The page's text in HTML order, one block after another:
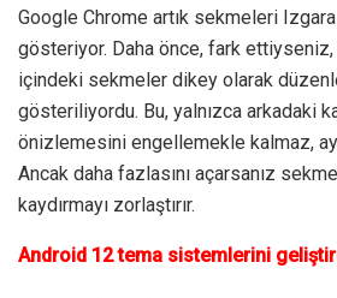
Google Chrome artık sekmeleri
gösteriyor. Daha önce, fark ettiyseniz,
içindeki sekmeler dikey olarak
gösteriliyordu. Bu, yalnızca arkadaki
önizlemesini engellemekle kalmaz,
Ancak daha fazlasını açarsanız
kaydırmayı zorlaştırır.
Android 12 tema sistemlerini